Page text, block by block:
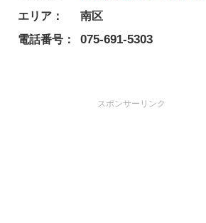
エリア：
南区
電話番号：
075-691-5303
スポンサーリンク